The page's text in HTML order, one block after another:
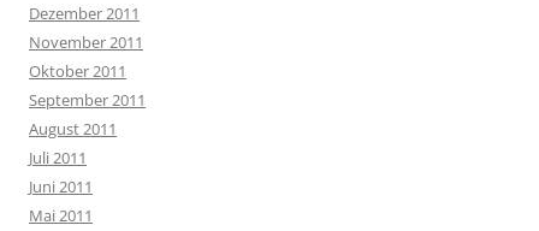
Dezember 2011
November 2011
Oktober 2011
September 2011
August 2011
Juli 2011
Juni 2011
Mai 2011